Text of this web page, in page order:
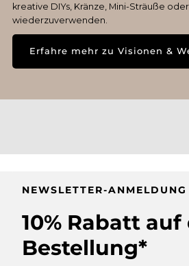
kreative DIYs, Kränze, Mini-Sträuße
wiederzuverwenden.
Erfahre mehr zu Visionen &
NEWSLETTER-ANMELDUNG
10% Rabatt
Bestellung*